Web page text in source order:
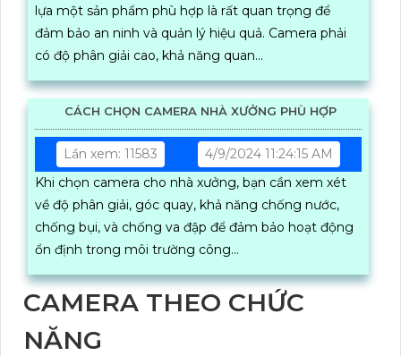
lựa một sản phẩm phù hợp là rất quan trọng để
đảm bảo an ninh và quản lý hiệu quả. Camera phải
có độ phân giải cao, khả năng quan...
CÁCH CHỌN CAMERA NHÀ XƯỞNG PHÙ HỢP
Lần xem: 11583
4/9/2024 11:24:15 AM
Khi chọn camera cho nhà xưởng, bạn cần xem xét
về độ phân giải, góc quay, khả năng chống nước,
chống bụi, và chống va đập để đảm bảo hoạt động
ổn định trong môi trường công...
CAMERA THEO CHỨC
NĂNG